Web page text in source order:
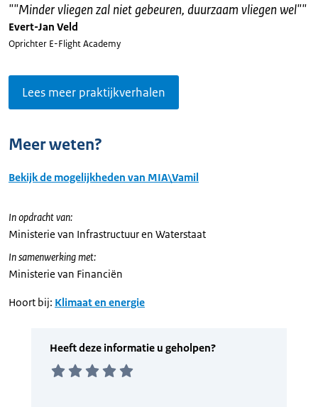
""Minder vliegen zal niet gebeuren, duurzaam vliegen wel""
Evert-Jan Veld
Oprichter E-Flight Academy
Lees meer praktijkverhalen
Meer weten?
Bekijk de mogelijkheden van MIA\Vamil
In opdracht van:
Ministerie van Infrastructuur en Waterstaat
In samenwerking met:
Ministerie van Financiën
Hoort bij: Klimaat en energie